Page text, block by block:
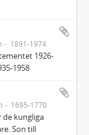
1891-1974
1926-
1958
1695-1770
kungliga
Son till